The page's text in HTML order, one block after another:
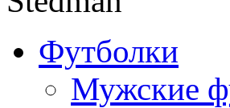
Футболки
Мужские